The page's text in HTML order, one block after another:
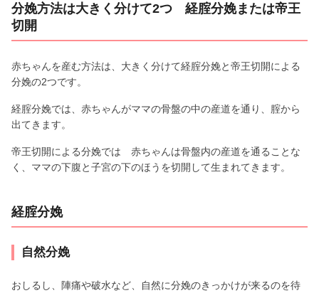
分娩方法は大きく分けて2つ 経腟分娩または帝王
切開
赤ちゃんを産む方法は、大きく分けて経腟分娩と帝王切開による
分娩の2つです。
経腟分娩では、赤ちゃんがママの骨盤の中の産道を通り、腟から
出てきます。
帝王切開による分娩では 赤ちゃんは骨盤内の産道を通ることな
く、ママの下腹と子宮の下のほうを切開して生まれてきます。
経腟分娩
自然分娩
おしるし、陣痛や破水など、自然に分娩のきっかけが来るのを待